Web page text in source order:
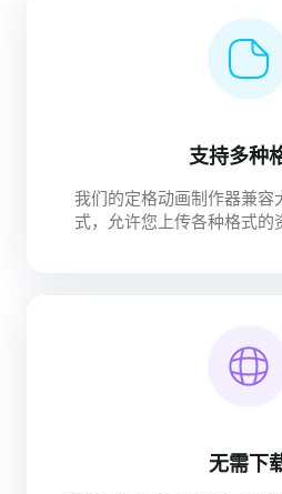
支持多种
我们的定格动画制作器兼容
式，允许您上传各种格式的
无需下